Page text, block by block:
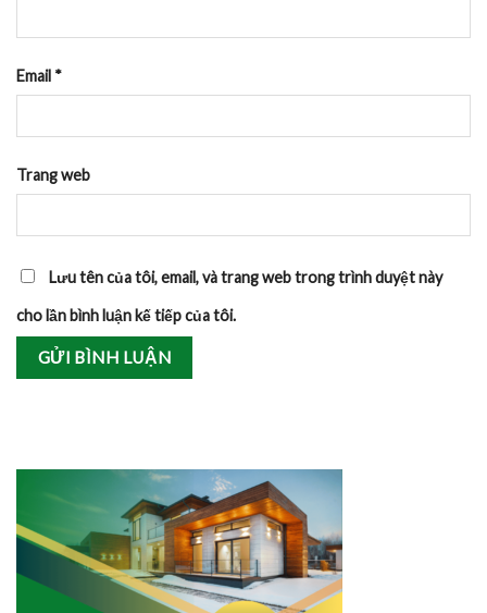
Email *
Trang web
Lưu tên của tôi, email, và trang web trong trình duyệt này
cho lần bình luận kế tiếp của tôi.